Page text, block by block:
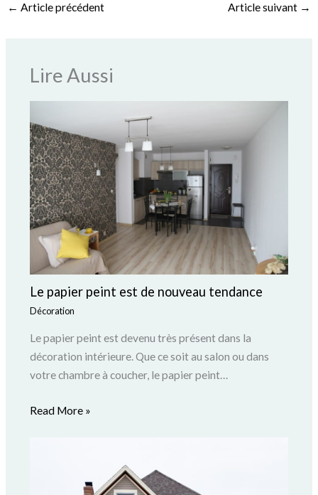
← Article précédent Article suivant →
Lire Aussi
Le papier peint est de nouveau tendance
Décoration
Le papier peint est devenu très présent dans la
décoration intérieure. Que ce soit au salon ou dans
votre chambre à coucher, le papier peint…
Read More »